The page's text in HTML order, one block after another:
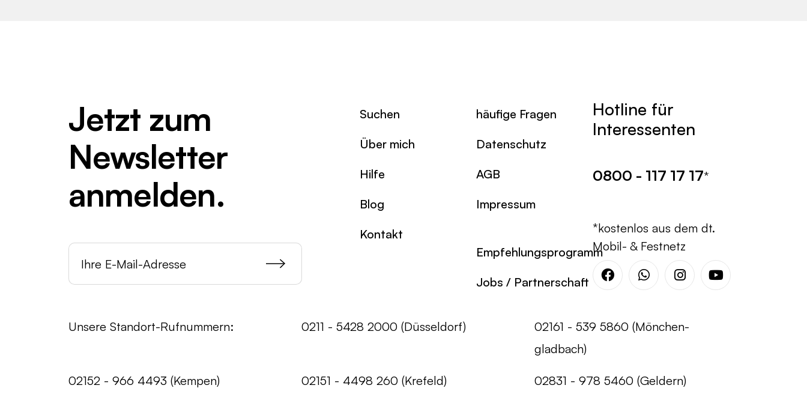
Jetzt zum
Newsletter
anmelden.
Suchen
Über mich
Hilfe
Blog
Kontakt
häufige Fragen
Datenschutz
AGB
Impressum
Empfehlungsprogramm
Jobs / Partnerschaft
Hotline für
Interessenten
0800 - 117 17 17*
*kostenlos aus dem dt.
Mobil- & Festnetz
FacebookWhatsappInstagramYoutube
Unsere Standort-Rufnummern: 0211 - 5428 2000 (Düsseldorf)
02161 - 539 5860 (Mönchen-
gladbach)
02152 - 966 4493 (Kempen) 02151 - 4498 260 (Krefeld) 02831 - 978 5460 (Geldern)